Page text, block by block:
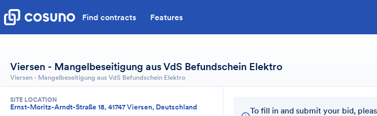
Find contracts Features
Viersen - Mangelbeseitigung aus VdS Befundschein Elektro
Viersen - Mangelbeseitigung aus VdS Befundschein Elektro
SITE LOCATION
Ernst-Moritz-Arndt-Straße 18, 41747 Viersen, Deutschland To fill in and submit your bid,